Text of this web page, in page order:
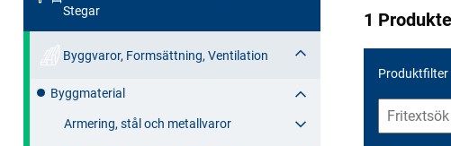
Stegar
Byggvaror, Formsättning, Ventilation
Byggmaterial
Armering, stål och metallvaror
1
Produktfilter